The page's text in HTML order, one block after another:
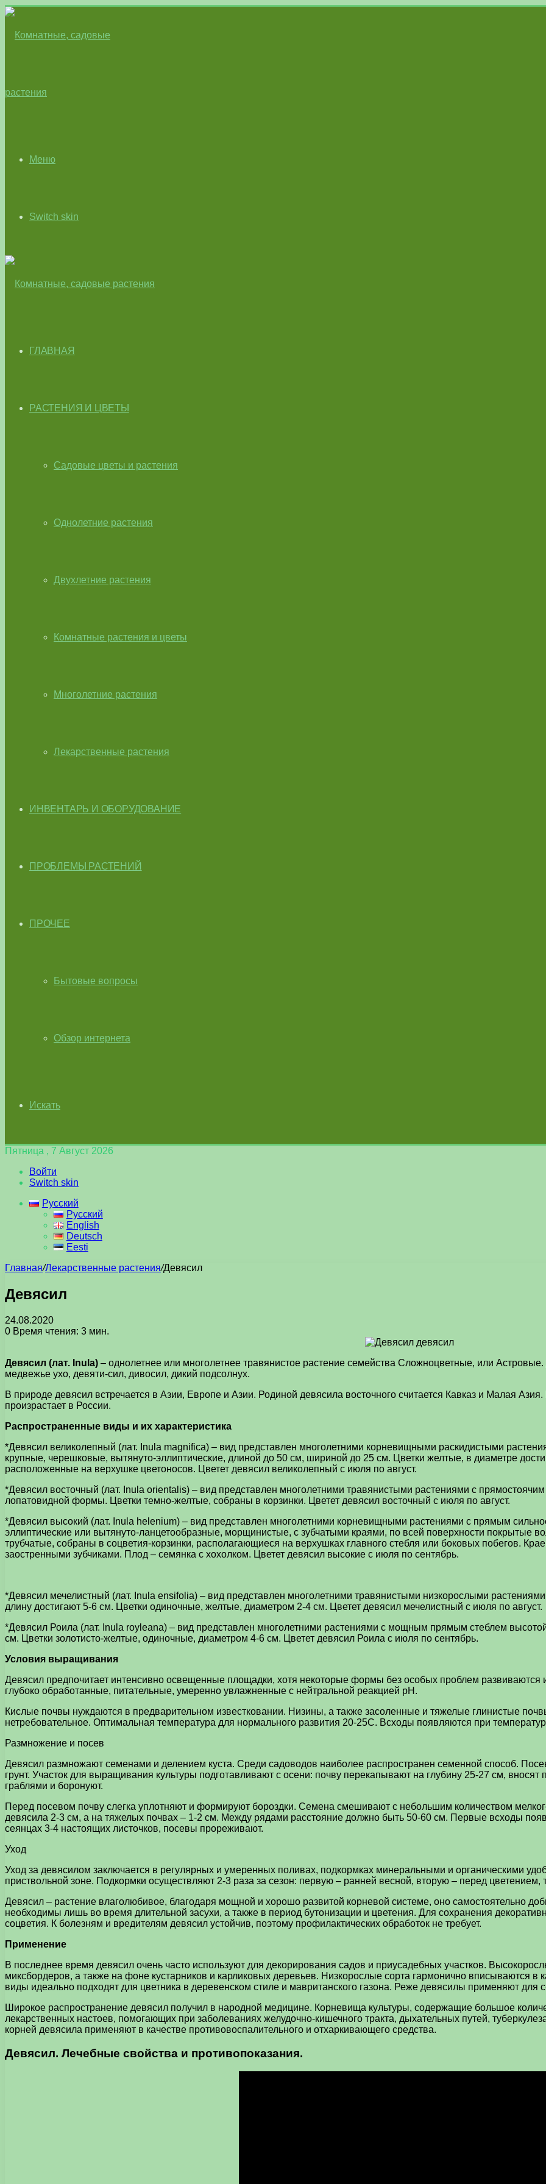
Меню
Switch skin
ГЛАВНАЯ
РАСТЕНИЯ И ЦВЕТЫ
Садовые цветы и растения
Однолетние растения
Двухлетние растения
Комнатные растения и цветы
Многолетние растения
Лекарственные растения
ИНВЕНТАРЬ И ОБОРУДОВАНИЕ
ПРОБЛЕМЫ РАСТЕНИЙ
ПРОЧЕЕ
Бытовые вопросы
Обзор интернета
Искать
Пятница , 7 Август 2026
Войти
Switch skin
Русский
Русский
English
Deutsch
Eesti
Главная/Лекарственные растения/Девясил
Девясил
24.08.2020
0 Время чтения: 3 мин.
Девясил (лат. Inula) – однолетнее или многолетнее травянистое растение семейства Сложноцветные, или
медвежье ухо, девяти-сил, дивосил, дикий подсолнух.
В природе девясил встречается в Азии, Европе и Азии. Родиной девясила восточного считается Кавказ и Малая
произрастает в России.
Распространенные виды и их характеристика
*Девясил великолепный (лат. Inula magnifica) – вид представлен многолетними корневищными раскидистыми
крупные, черешковые, вытянуто-эллиптические, длиной до 50 см, шириной до 25 см. Цветки желтые, в диаметре
расположенные на верхушке цветоносов. Цветет девясил великолепный с июля по август.
*Девясил восточный (лат. Inula orientalis) – вид представлен многолетними травянистыми растениями с
лопатовидной формы. Цветки темно-желтые, собраны в корзинки. Цветет девясил восточный с июля по август.
*Девясил высокий (лат. Inula helenium) – вид представлен многолетними корневищными растениями с прямым
эллиптические или вытянуто-ланцетообразные, морщинистые, с зубчатыми краями, по всей поверхности покрытые
трубчатые, собраны в соцветия-корзинки, располагающиеся на верхушках главного стебля или боковых побегов.
заостренными зубчиками. Плод – семянка с хохолком. Цветет девясил высокие с июля по сентябрь.
*Девясил мечелистный (лат. Inula ensifolia) – вид представлен многолетними травянистыми низкорослыми
длину достигают 5-6 см. Цветки одиночные, желтые, диаметром 2-4 см. Цветет девясил мечелистный с июля по август.
*Девясил Роила (лат. Inula royleana) – вид представлен многолетними растениями с мощным прямым стеблем
см. Цветки золотисто-желтые, одиночные, диаметром 4-6 см. Цветет девясил Роила с июля по сентябрь.
Условия выращивания
Девясил предпочитает интенсивно освещенные площадки, хотя некоторые формы без особых проблем
глубоко обработанные, питательные, умеренно увлажненные с нейтральной реакцией рН.
Кислые почвы нуждаются в предварительном известковании. Низины, а также засоленные и тяжелые глинистые
нетребовательное. Оптимальная температура для нормального развития 20-25С. Всходы появляются при
Размножение и посев
Девясил размножают семенами и делением куста. Среди садоводов наиболее распространен семенной способ.
грунт. Участок для выращивания культуры подготавливают с осени: почву перекапывают на глубину 25-27 см,
граблями и боронуют.
Перед посевом почву слегка уплотняют и формируют бороздки. Семена смешивают с небольшим количеством
девясила 2-3 см, а на тяжелых почвах – 1-2 см. Между рядами расстояние должно быть 50-60 см. Первые всходы
сеянцах 3-4 настоящих листочков, посевы прореживают.
Уход
Уход за девясилом заключается в регулярных и умеренных поливах, подкормках минеральными и органическими
приствольной зоне. Подкормки осуществляют 2-3 раза за сезон: первую – ранней весной, вторую – перед цветением,
Девясил – растение влаголюбивое, благодаря мощной и хорошо развитой корневой системе, оно самостоятельно
необходимы лишь во время длительной засухи, а также в период бутонизации и цветения. Для сохранения
соцветия. К болезням и вредителям девясил устойчив, поэтому профилактических обработок не требует.
Применение
В последнее время девясил очень часто используют для декорирования садов и приусадебных участков.
миксбордеров, а также на фоне кустарников и карликовых деревьев. Низкорослые сорта гармонично вписываются
виды идеально подходят для цветника в деревенском стиле и мавританского газона. Реже девясилы применяют для
Широкое распространение девясил получил в народной медицине. Корневища культуры, содержащие большое
лекарственных настоев, помогающих при заболеваниях желудочно-кишечного тракта, дыхательных путей,
корней девясила применяют в качестве противовоспалительного и отхаркивающего средства.
Девясил. Лечебные свойства и противопоказания.